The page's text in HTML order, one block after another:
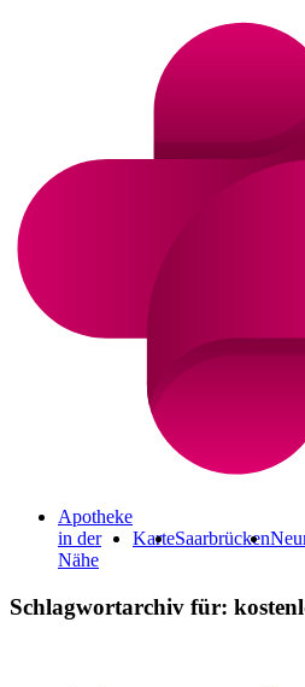
Apotheke
in der
Nähe
KarteSaarbrücken
Schlagwortarchiv für: